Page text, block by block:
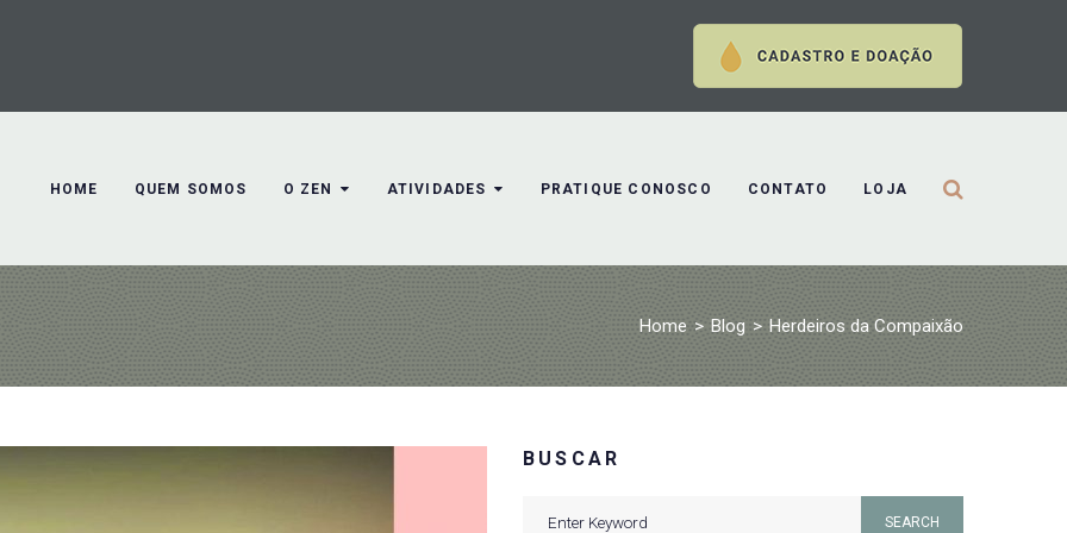
HOME QUEM SOMOS O ZEN ATIVIDADES PRATIQUE CONOSCO CONTATO LOJA
Home > Blog > Herdeiros da Compaixão
BUSCAR
SEARCH